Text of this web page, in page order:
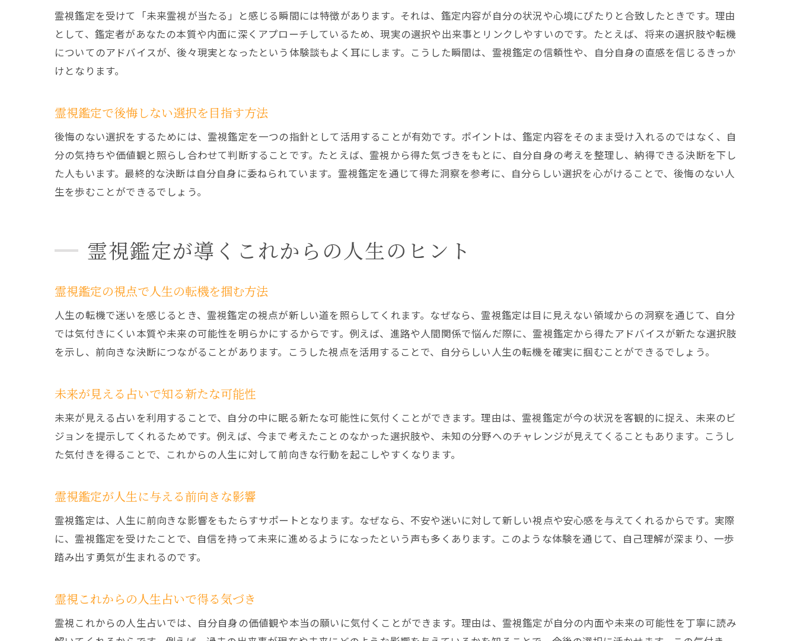
霊視鑑定で未来予知を受け入れる心構え
霊視鑑定で人生の節目を乗り切るヒント
霊視鑑定の未来予知がもたらす安心感
霊視鑑定の体験談から見る安心の秘訣
未来予知占い無料と霊視鑑定の違い
霊視鑑定で心が軽くなる瞬間とは
未来霊視当たるエピソードとその学び
未来が見える占い師との出会い体験
霊視鑑定で前向きな一歩を踏み出す
霊視鑑定で広がる新しい人生の可能性
未来霊視当たる実感と自己成長の関係
霊視鑑定で未来の自分を描くポイント
霊視鑑定の活用で叶える人生の変革
霊視鑑定を受けて「未来霊視が当たる」と感じる瞬間には特徴があります。それは、鑑定内容が自分の状況や心境にぴたりと合致したときです。理由
として、鑑定者があなたの本質や内面に深くアプローチしているため、現実の選択や出来事とリンクしやすいのです。たとえば、将来の選択肢や転機
についてのアドバイスが、後々現実となったという体験談もよく耳にします。こうした瞬間は、霊視鑑定の信頼性や、自分自身の直感を信じるきっか
けとなります。
霊視鑑定で後悔しない選択を目指す方法
後悔のない選択をするためには、霊視鑑定を一つの指針として活用することが有効です。ポイントは、鑑定内容をそのまま受け入れるのではなく、自
分の気持ちや価値観と照らし合わせて判断することです。たとえば、霊視から得た気づきをもとに、自分自身の考えを整理し、納得できる決断を下し
た人もいます。最終的な決断は自分自身に委ねられています。霊視鑑定を通じて得た洞察を参考に、自分らしい選択を心がけることで、後悔のない人
生を歩むことができるでしょう。
霊視鑑定が導くこれからの人生のヒント
霊視鑑定の視点で人生の転機を掴む方法
人生の転機で迷いを感じるとき、霊視鑑定の視点が新しい道を照らしてくれます。なぜなら、霊視鑑定は目に見えない領域からの洞察を通じて、自分
では気付きにくい本質や未来の可能性を明らかにするからです。例えば、進路や人間関係で悩んだ際に、霊視鑑定から得たアドバイスが新たな選択肢
を示し、前向きな決断につながることがあります。こうした視点を活用することで、自分らしい人生の転機を確実に掴むことができるでしょう。
未来が見える占いで知る新たな可能性
未来が見える占いを利用することで、自分の中に眠る新たな可能性に気付くことができます。理由は、霊視鑑定が今の状況を客観的に捉え、未来のビ
ジョンを提示してくれるためです。例えば、今まで考えたことのなかった選択肢や、未知の分野へのチャレンジが見えてくることもあります。こうし
た気付きを得ることで、これからの人生に対して前向きな行動を起こしやすくなります。
霊視鑑定が人生に与える前向きな影響
霊視鑑定は、人生に前向きな影響をもたらすサポートとなります。なぜなら、不安や迷いに対して新しい視点や安心感を与えてくれるからです。実際
に、霊視鑑定を受けたことで、自信を持って未来に進めるようになったという声も多くあります。このような体験を通じて、自己理解が深まり、一歩
踏み出す勇気が生まれるのです。
霊視これからの人生占いで得る気づき
霊視これからの人生占いでは、自分自身の価値観や本当の願いに気付くことができます。理由は、霊視鑑定が自分の内面や未来の可能性を丁寧に読み